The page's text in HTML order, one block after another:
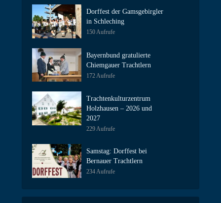
Dorffest der Gamsgebirgler
in Schleching
150 Aufrufe
Bayernbund gratulierte
Chiemgauer Trachtlern
172 Aufrufe
Trachtenkulturzentrum
Holzhausen – 2026 und
2027
229 Aufrufe
Samstag: Dorffest bei
Bernauer Trachtlern
234 Aufrufe